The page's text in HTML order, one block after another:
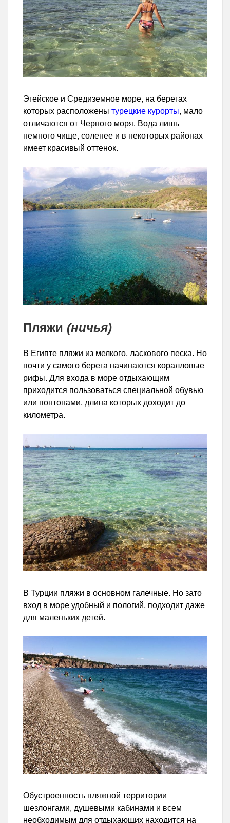
Эгейское и Средиземное море, на берегах
которых расположены турецкие курорты, мало
отличаются от Черного моря. Вода лишь
немного чище, соленее и в некоторых районах
имеет красивый оттенок.
Пляжи (ничья)
В Египте пляжи из мелкого, ласкового песка. Но
почти у самого берега начинаются коралловые
рифы. Для входа в море отдыхающим
приходится пользоваться специальной обувью
или понтонами, длина которых доходит до
километра.
В Турции пляжи в основном галечные. Но зато
вход в море удобный и пологий, подходит даже
для маленьких детей.
Обустроенность пляжной территории
шезлонгами, душевыми кабинами и всем
необходимым для отдыхающих находится на